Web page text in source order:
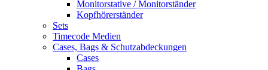
Monitorstative / Monitorständer
Kopfhörerständer
Sets
Timecode Medien
Cases, Bags & Schutzabdeckungen
Cases